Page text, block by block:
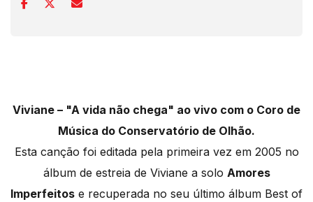
Viviane – "A vida não chega" ao vivo com o Coro de
Música do Conservatório de Olhão.
Esta canção foi editada pela primeira vez em 2005 no
álbum de estreia de Viviane a solo Amores
Imperfeitos e recuperada no seu último álbum Best of